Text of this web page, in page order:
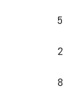
5
2
8